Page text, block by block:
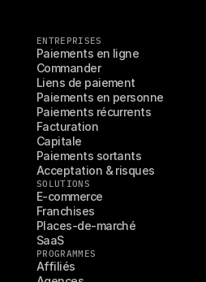
ENTREPRISES
Paiements en ligne
Commander
Liens de paiement
Paiements en personne
Paiements récurrents
Facturation
Capitale
Paiements sortants
Acceptation & risques
SOLUTIONS
E-commerce
Franchises
Places-de-marché
SaaS
PROGRAMMES
Affiliés